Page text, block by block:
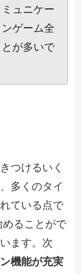
ュニケー
ゲーム全
が多いで
つけるいく
多くのタイ
ている点で
ることがで
ます。次
機能が充実